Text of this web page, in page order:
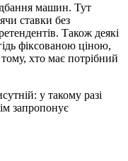
машин. Тут
ставки без
Також деякі
фіксованою ціною,
хто має потрібний
у такому разі
запропонує